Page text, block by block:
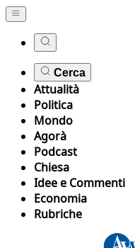
Cerca
Attualità
Politica
Mondo
Agorà
Podcast
Chiesa
Idee e Commenti
Economia
Rubriche